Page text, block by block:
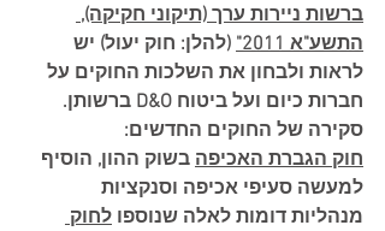
ברשות ניירות ערך (תיקוני חקיקה),
התשע"א 2011"
(להלן: חוק יעול) יש
לראות ולבחון את השלכות החוקים על
חברות כיום ועל ביטוח D&O ברשותן.
סקירה של החוקים החדשים:
חוק הגברת האכיפה בשוק ההון, הוסיף
למעשה סעיפי אכיפה וסנקציות
מנהליות דומות לאלה שנוספו לחוק